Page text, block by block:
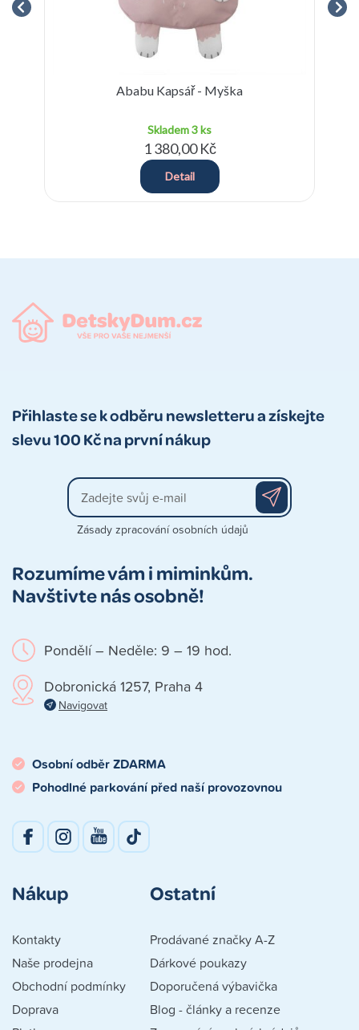
Ababu Kapsář - Myška
Skladem3 ks
1 380,00 Kč
Detail
Přihlaste se k odběru newsletteru a získejte
slevu 100 Kč na první nákup
Zásady zpracování osobních údajů
Rozumíme vám i miminkům.
Navštivte nás osobně!
Pondělí – Neděle: 9 – 19 hod.
Dobronická 1257, Praha 4
Navigovat
Osobní odběr ZDARMA
Pohodlné parkování před naší provozovnou
Nákup
Kontakty
Naše prodejna
Obchodní podmínky
Doprava
Ostatní
Prodávané značky A-Z
Dárkové poukazy
Doporučená výbavička
Blog - články a recenze